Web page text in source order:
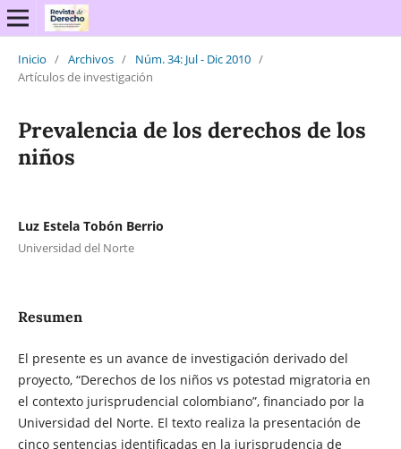
Inicio / Archivos / Núm. 34: Jul - Dic 2010 /
Artículos de investigación
Prevalencia de los derechos de los
niños
Luz Estela Tobón Berrio
Universidad del Norte
Resumen
El presente es un avance de investigación derivado del
proyecto, “Derechos de los niños vs potestad migratoria en
el contexto jurisprudencial colombiano”, financiado por la
Universidad del Norte. El texto realiza la presentación de
cinco sentencias identificadas en la jurisprudencia de